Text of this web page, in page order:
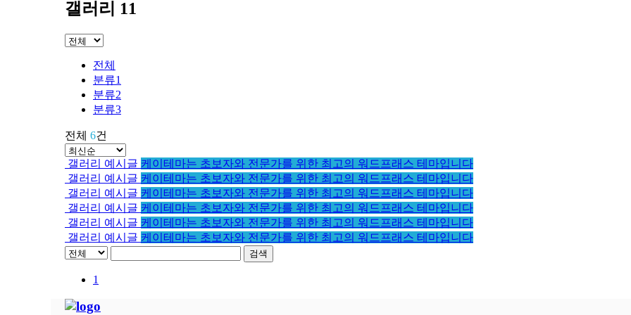
갤러리 11
전체
분류1
분류2
분류3
전체 6건
갤러리 예시글 케이테마는 초보자와 전문가를 위한 최고의 워드프래스 테마입니다
갤러리 예시글 케이테마는 초보자와 전문가를 위한 최고의 워드프래스 테마입니다
갤러리 예시글 케이테마는 초보자와 전문가를 위한 최고의 워드프래스 테마입니다
갤러리 예시글 케이테마는 초보자와 전문가를 위한 최고의 워드프래스 테마입니다
갤러리 예시글 케이테마는 초보자와 전문가를 위한 최고의 워드프래스 테마입니다
갤러리 예시글 케이테마는 초보자와 전문가를 위한 최고의 워드프래스 테마입니다
검색
1